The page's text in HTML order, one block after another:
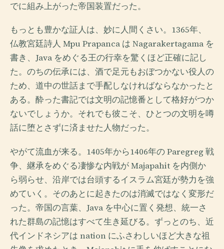
でに組み上がった帝国装置だった。
もっとも豊かな証人は、妙に人間くさい。1365年、
仏教宮廷詩人 Mpu Prapanca は Nagarakertagama を
書き、Java をめぐる王の行幸を驚くほど正確に記し
た。のちの伝承には、酒で足元もおぼつかない役人の
ため、道中の世話まで手配しなければならなかったと
ある。酔った書記では文明の記憶番として格好がつか
ないでしょうか。それでも彼こそ、ひとつの文明を噂
話に堕とさずに済ませた人物だった。
やがて流血が来る。1405年から1406年の Paregreg 戦
争、継承をめぐる凄惨な内戦が Majapahit を内側か
ら弱らせ、沿岸では台頭するイスラム宮廷が勢力を強
めていく。そのあとに起きたのは消滅ではなく変形だ
った。帝国の言葉、Java を中心に置く発想、統一さ
れた群島の記憶はすべて生き延びる。ずっとのち、近
代インドネシアは nation にふさわしいほど大きな祖